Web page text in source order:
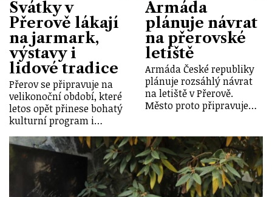
Svátky v
Přerově lákají
na jarmark,
výstavy i
lidové tradice
Přerov se připravuje na
velikonoční období, které
letos opět přinese bohatý
kulturní program i…
Armáda
plánuje návrat
na přerovské
letiště
Armáda České republiky
plánuje rozsáhlý návrat
na letiště v Přerově.
Město proto připravuje…